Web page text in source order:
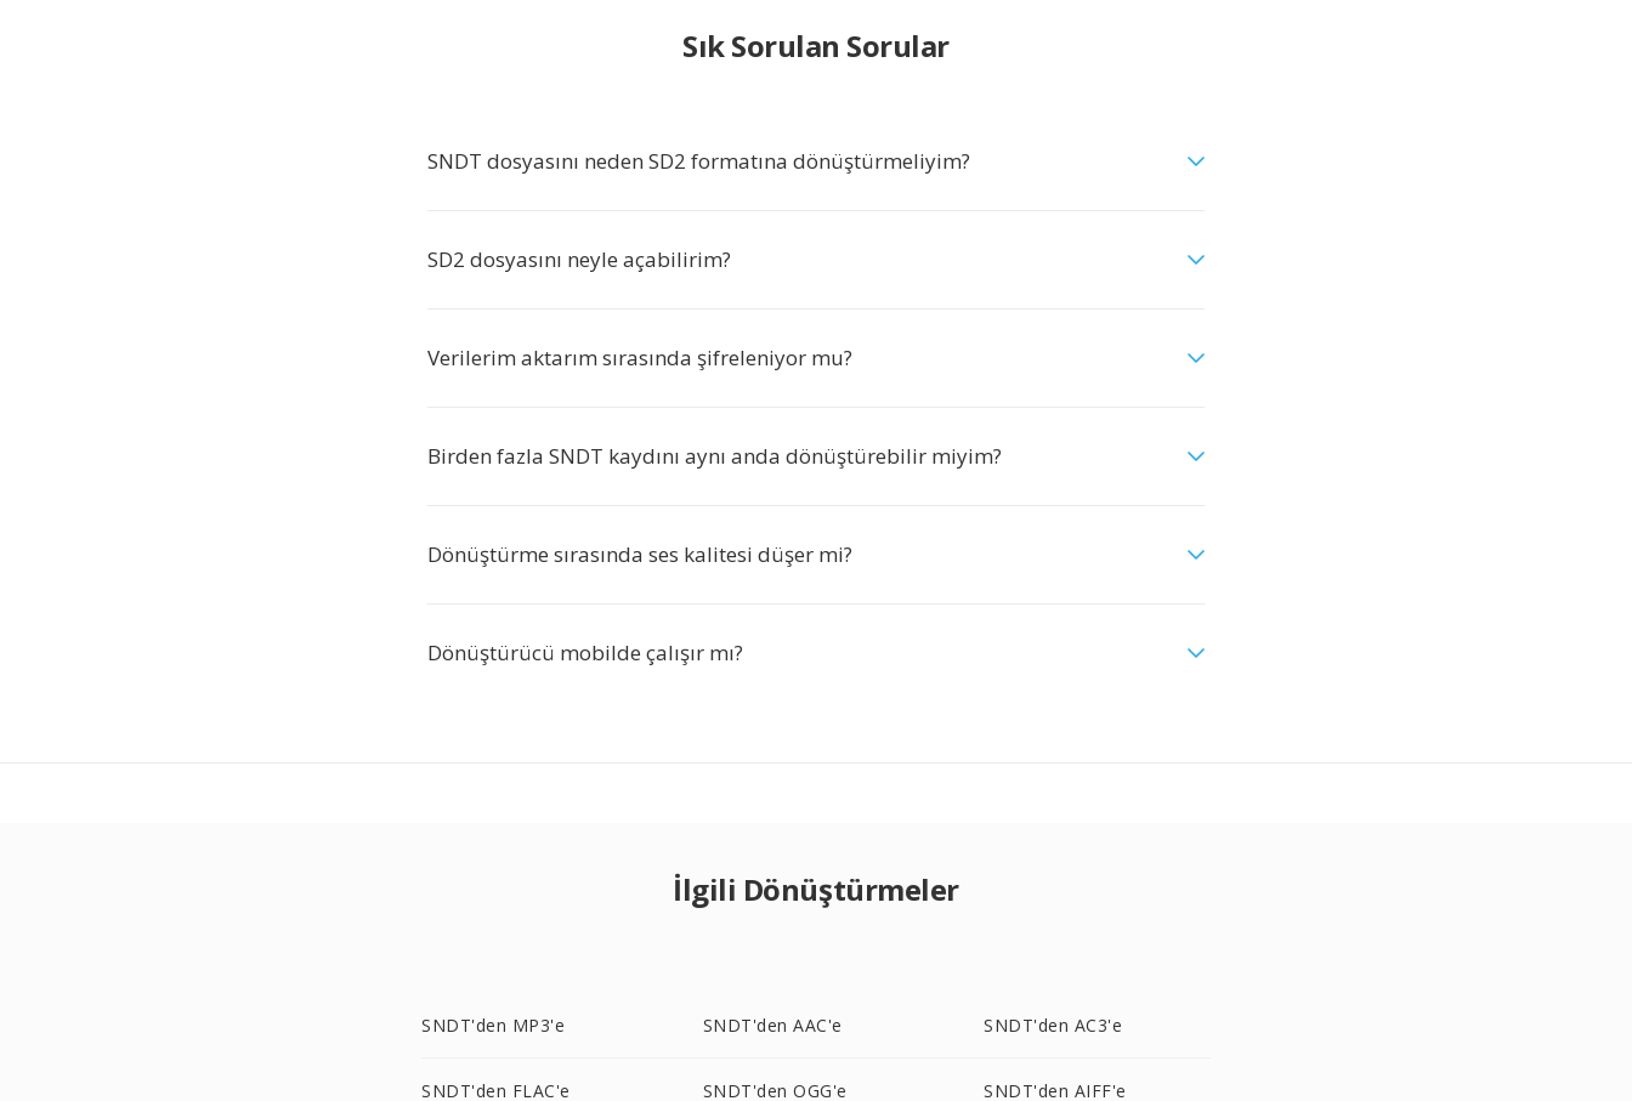
Sık Sorulan Sorular
SNDT dosyasını neden SD2 formatına dönüştürmeliyim?
SD2 dosyasını neyle açabilirim?
Verilerim aktarım sırasında şifreleniyor mu?
Birden fazla SNDT kaydını aynı anda dönüştürebilir miyim?
Dönüştürme sırasında ses kalitesi düşer mi?
Dönüştürücü mobilde çalışır mı?
İlgili Dönüştürmeler
SNDT'den MP3'e SNDT'den AAC'e SNDT'den AC3'e
SNDT'den FLAC'e SNDT'den OGG'e SNDT'den AIFF'e